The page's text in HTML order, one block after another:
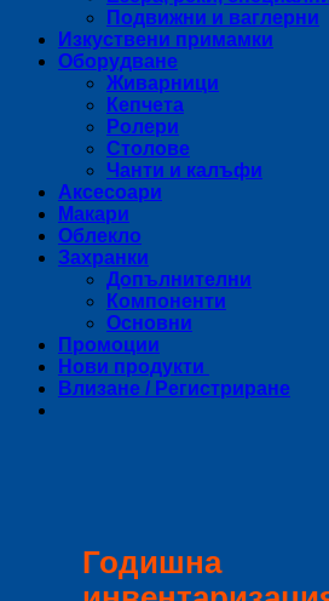
Подвижни и ваглерни
Изкуствени примамки
Оборудване
Живарници
Кепчета
Ролери
Столове
Чанти и калъфи
Аксесоари
Макари
Облекло
Захранки
Допълнителни
Компоненти
Основни
Промоции
Нови продукти
Влизане / Регистриране
Годишна